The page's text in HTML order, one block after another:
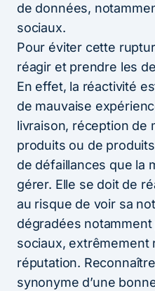
de données,
sociaux.
Pour éviter cette
réagir et prendre les
En effet, la réactivité
de mauvaise
livraison, réception de
produits ou de
de défaillances que la
gérer. Elle se doit de
au risque de voir sa
dégradées
sociaux, extrêmement
réputation.
synonyme d’une